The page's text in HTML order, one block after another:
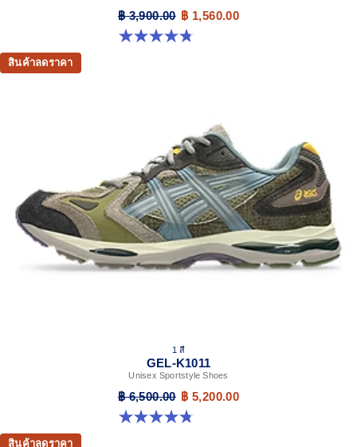
฿ 3,900.00 ฿ 1,560.00
4.8 จาก 5 ดาว 88 รีวิว
สินค้าลดราคา
1 สี
GEL-K1011
Unisex Sportstyle Shoes
฿ 6,500.00 ฿ 5,200.00
4.8 จาก 5 ดาว 4 รีวิว
สินค้าลดราคา